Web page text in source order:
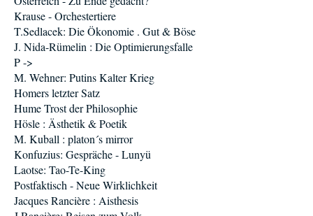
Krause - Orchestertiere
T.Sedlacek: Die Ökonomie . Gut & Böse
J. Nida-Rümelin : Die Optimierungsfalle
P ->
M. Wehner: Putins Kalter Krieg
Homers letzter Satz
Hume Trost der Philosophie
Hösle : Ästhetik & Poetik
M. Kuball : platon´s mirror
Konfuzius: Gespräche - Lunyü
Laotse: Tao-Te-King
Postfaktisch - Neue Wirklichkeit
Jacques Rancière : Aisthesis